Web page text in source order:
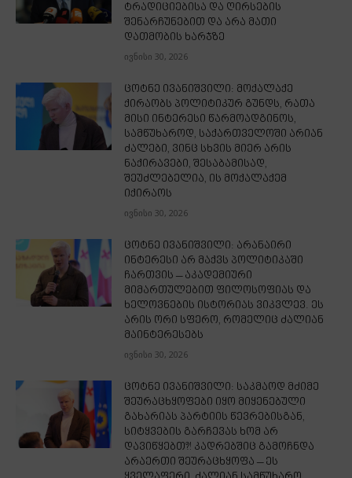
ტრადიციებისა და ღირსების
შენარჩუნებით და არა მათი
დათმობის ხარჯზე
ივნისი 30, 2026
ცოტნე ივანიშვილი: მოქალაქე
ქირაობს პოლიტიკურ გუნდს, რათა
მისი ინტერესი წარმოადგინოს,
სამწუხაროდ, საქართველოში არიან
ძალები, ვინც სხვის მიერ არის
ნაქირავები, შესაბამისად,
შეუძლებელია, ის მოქალაქემ
იქირაოს
ივნისი 30, 2026
ცოტნე ივანიშვილი: არანაირი
ინტერესი არ მაქვს პოლიტიკაში
ჩართვის – აკადემიური
მიმართულებით ფილოსოფიას და
ხელოვნების ისტორიას ვიკვლევ. ეს
არის ორი სფერო, რომელიც ძალიან
მაინტერესებს
ივნისი 30, 2026
ცოტნე ივანიშვილი: საკმაოდ მძიმე
შეურაცხყოფები იყო მიყენებული
გახარიას პარტიის წევრებისგან,
სიტყვების გარჩევას ხომ არ
დავიწყებთ?! კადრებშიც გამოჩნდა
არაერთი შეურაცხყოფა – ეს